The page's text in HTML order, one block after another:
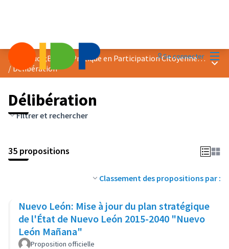
Se connecter
Prix &quot;Bonne Pratique en Participation Citoyenne&quot; 2023
/Délibération
Délibération
Filtrer et rechercher
35 propositions
Classement des propositions par :
Nuevo León: Mise à jour du plan stratégique
de l'État de Nuevo León 2015-2040 "Nuevo
León Mañana"
Proposition officielle